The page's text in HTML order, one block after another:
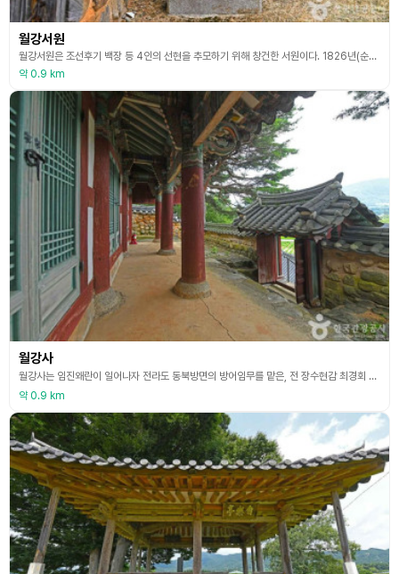
월강서원
월강서원은 조선후기 백장 등 4인의 선현을 추모하기 위해 창건한 서원이다. 1826년(순조 26)에 지방유림의 공의로 백장, 송현산, 김남택, 최경회의 학문과 덕행을 추모하기 위하여 창건, 위패를 모셨다. 선현배향과 지방교육의 일익을 담당하여 오던 중 1868년(고종 5)에 대원군의 서원철폐령으로 훼철되었으나, 유림과 후손에 의하여 제단을 마련하고 춘추로 향사를 지내오다가 그 뒤 1948년에 복원하였다. 1974년에는 백여옥, 김남중, 송수산을 추가 배
약 0.9 km
월강사
월강사는 임진왜란이 일어나자 전라도 동북방면의 방어임무를 맡은, 전 장수현감 최경회 장군이 창의소(暢義所)를 만들고 의병을 모아 병사를 훈련시키면서 장대(將臺)를 세운 곳이다. 장대란 높이 쌓은 대로 지휘하는 장수가 올라서서 명령하던 곳이다. 최경회는 임진왜란 때 의병장으로 전라남도 능주에서 태어났다. 명종 16년(1561) 생원시에 합격하였으며, 1567년에는 과거에 급제하였다. 임진왜란이 일어나자 의병을 모집하여 일본군과 벌인 전투에서 큰 공을 세웠
약 0.9 km